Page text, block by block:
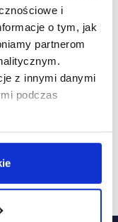
i
o tym, jak
partnerom
z innymi danymi
podczas
na rynku
stóp
(ULI)